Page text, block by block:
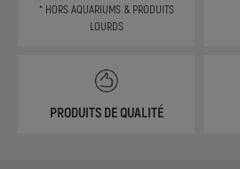
* HORS AQUARIUMS & PRODUITS
LOURDS
PRODUITS DE QUALITÉ